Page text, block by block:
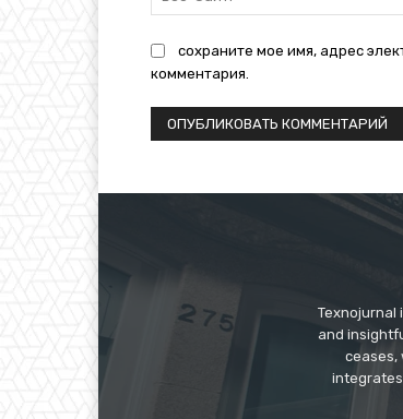
сохраните мое имя, адрес
комментария.
Texnojurnal
and
ceases,